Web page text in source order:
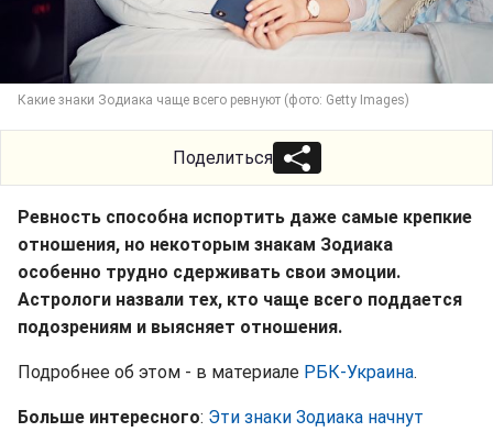
Какие знаки Зодиака чаще всего ревнуют (фото: Getty Images)
Поделиться
Ревность способна испортить даже самые крепкие
отношения, но некоторым знакам Зодиака
особенно трудно сдерживать свои эмоции.
Астрологи назвали тех, кто чаще всего поддается
подозрениям и выясняет отношения.
Подробнее об этом - в материале РБК-Украина.
Больше интересного: Эти знаки Зодиака начнут